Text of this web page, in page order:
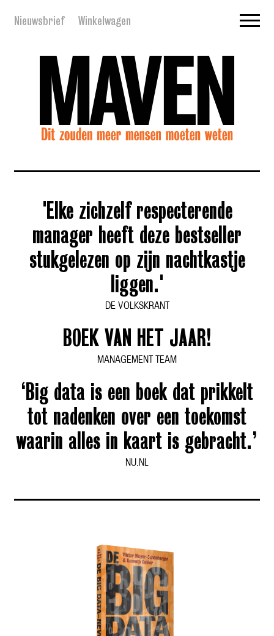
Nieuwsbrief Winkelwagen
'Elke zichzelf respecterende
manager heeft deze bestseller
stukgelezen op zijn nachtkastje
liggen.'
DE VOLKSKRANT
BOEK VAN HET JAAR!
MANAGEMENT TEAM
‘Big data is een boek dat prikkelt
tot nadenken over een toekomst
waarin alles in kaart is gebracht.’
NU.NL